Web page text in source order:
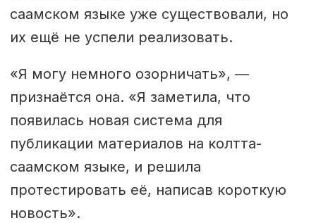
саамском языке уже существовали, но
их ещё не успели реализовать.
«Я могу немного озорничать», —
признаётся она. «Я заметила, что
появилась новая система для
публикации материалов на колтта-
саамском языке, и решила
протестировать её, написав короткую
новость».